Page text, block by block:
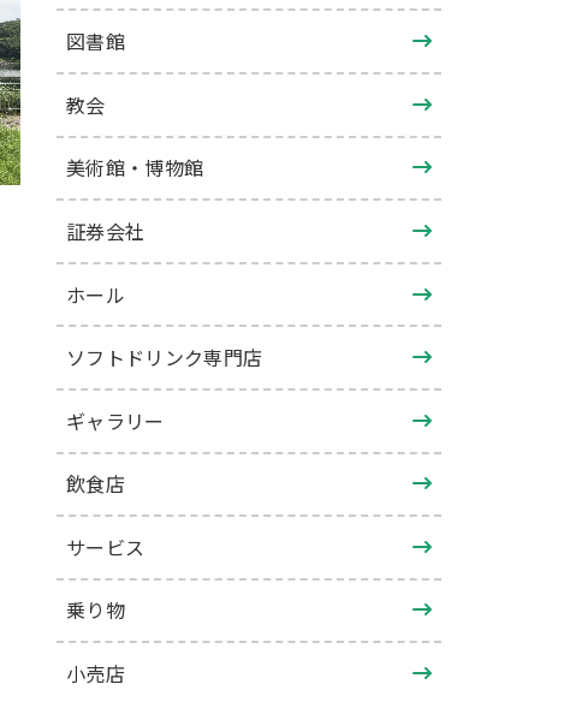
図書館
教会
美術館・博物館
証券会社
ホール
ソフトドリンク専門店
ギャラリー
飲食店
サービス
乗り物
小売店